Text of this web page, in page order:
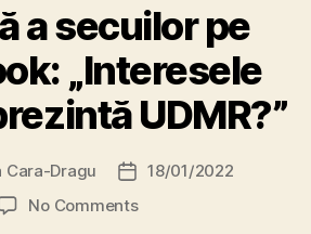
a secuilor pe
„Interesele
UDMR?”
Cara-Dragu
Post18/01/2022
No Commentson